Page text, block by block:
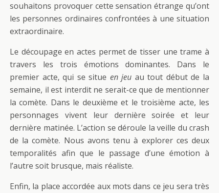
souhaitons provoquer cette sensation étrange qu’ont
les personnes ordinaires confrontées à une situation
extraordinaire.
Le découpage en actes permet de tisser une trame à
travers les trois émotions dominantes. Dans le
premier acte, qui se situe en jeu au tout début de la
semaine, il est interdit ne serait-ce que de mentionner
la comète. Dans le deuxième et le troisième acte, les
personnages vivent leur dernière soirée et leur
dernière matinée. L’action se déroule la veille du crash
de la comète. Nous avons tenu à explorer ces deux
temporalités afin que le passage d’une émotion à
l’autre soit brusque, mais réaliste.
Enfin, la place accordée aux mots dans ce jeu sera très